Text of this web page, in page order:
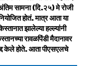
सामना (दि.२५) मे रोजी
होतं. मात्र आता या
झालेल्या हल्ल्यांनी
रावळपिंडी मैदानावर
केले होते. आता पीएसएलचे